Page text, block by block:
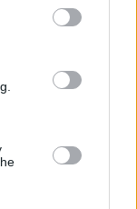
να
Πολίτες για